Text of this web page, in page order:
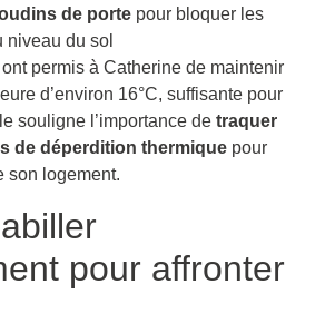
de porte pour bloquer les
niveau du sol
permis à Catherine de maintenir
d’environ 16°C, suffisante pour
souligne l’importance de traquer
de déperdition thermique pour
son logement.
pour affronter